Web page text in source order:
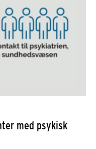
med psykisk